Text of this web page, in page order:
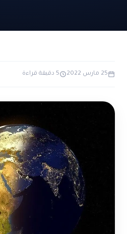
الاعجاز التشريعي في القرآن
25 مارس 2022 5 دقيقة قراءة